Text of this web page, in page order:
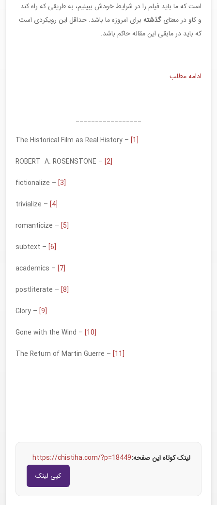
است که ما باید فیلم را در شرایط خودش ببینیم، به طریقی که راه کند
و کاو در معنای گذشته برای امروزه ما باشد. حداقل این رویکردی است
که باید در مابقی این مقاله حاکم باشد.
ادامه مطلب
_________________
[1]
– The Historical Film as Real History
[2]
– ROBERT A. ROSENSTONE
[3]
– fictionalize
[4]
– trivialize
[5]
– romanticize
[6]
– subtext
[7]
– academics
[8]
– postliterate
[9]
– Glory
[10]
– Gone with the Wind
[11]
– The Return of Martin Guerre
لینک کوتاه این صفحه:https://chistiha.com/?p=18449
کپی لینک